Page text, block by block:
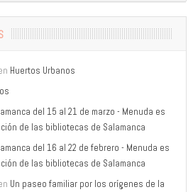
Huertos Urbanos
del 15 al 21 de marzo - Menuda es
de las bibliotecas de Salamanca
del 16 al 22 de febrero - Menuda es
de las bibliotecas de Salamanca
Un paseo familiar por los orígenes de la